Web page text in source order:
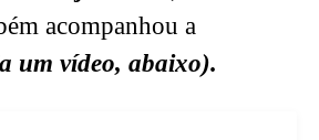
acompanhou a
um vídeo, abaixo).